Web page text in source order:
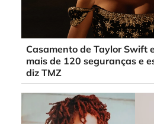
Casamento de Taylor Swift
mais de 120 seguranças e
diz TMZ